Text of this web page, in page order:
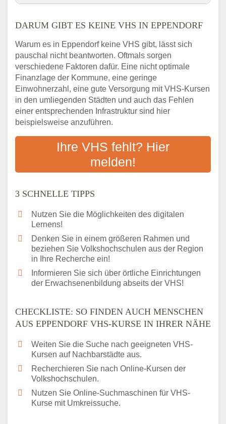
3 schnelle Tipps
Eppendorf VHS-Kurse in Ihrer Nähe
Abendschule in der Region rund um
Eppendorf
VHS steht für Erwachsenenbildung
Online-Kurse: Alternative Angebote zum
VHS-Kurs
Vor- und Nachteile von Online-Kursen
Bildungsangeboten an
Das bundesweite Volkshochschulwesen
DARUM GIBT ES KEINE VHS IN EPPENDORF
Warum es in Eppendorf keine VHS gibt, lässt sich
pauschal nicht beantworten. Oftmals sorgen
verschiedene Faktoren dafür. Eine nicht optimale
Finanzlage der Kommune, eine geringe
Einwohnerzahl, eine gute Versorgung mit VHS-Kursen
in den umliegenden Städten und auch das Fehlen
einer entsprechenden Infrastruktur sind hier
beispielsweise anzuführen.
Ihre VHS fehlt? Hier
melden!
3 SCHNELLE TIPPS
Nutzen Sie die Möglichkeiten des digitalen
Lernens!
Denken Sie in einem größeren Rahmen und
beziehen Sie Volkshochschulen aus der Region
in Ihre Recherche ein!
Informieren Sie sich über örtliche Einrichtungen
der Erwachsenenbildung abseits der VHS!
CHECKLISTE: SO FINDEN AUCH MENSCHEN
AUS EPPENDORF VHS-KURSE IN IHRER NÄHE
Weiten Sie die Suche nach geeigneten VHS-
Kursen auf Nachbarstädte aus.
Recherchieren Sie nach Online-Kursen der
Volkshochschulen.
Nutzen Sie Online-Suchmaschinen für VHS-
Kurse mit Umkreissuche.